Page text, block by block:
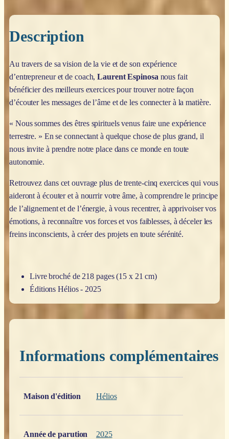
Description
Au travers de sa vision de la vie et de son expérience
d’entrepreneur et de coach,Laurent Espinosa nous fait
bénéficier des meilleurs exercices pour trouver notre façon
d’écouter les messages de l’âme et de les connecter à la matière.
« Nous sommes des êtres spirituels venus faire une expérience
terrestre. » En se connectant à quelque chose de plus grand, il
nous invite à prendre notre place dans ce monde en toute
autonomie.
Retrouvez dans cet ouvrage plus de trente-cinq exercices qui vous
aideront à écouter et à nourrir votre âme, à comprendre le principe
de l’alignement et de l’énergie, à vous recentrer, à apprivoiser vos
émotions, à reconnaître vos forces et vos faiblesses, à déceler les
freins inconscients, à créer des projets en toute sérénité.
Livre broché de 218 pages (15 x 21 cm)
Éditions Hélios - 2025
Informations complémentaires
Maison d'édition
Hélios
Année de parution 2025